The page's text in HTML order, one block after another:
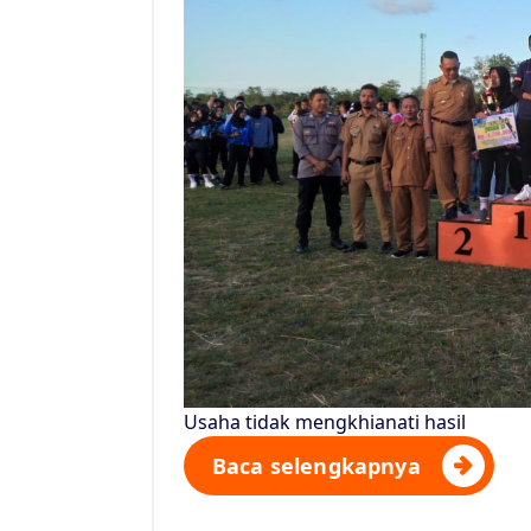
Usaha tidak mengkhianati hasil
Baca selengkapnya